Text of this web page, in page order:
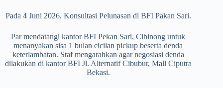
Pada 4 Juni 2026, Konsultasi Pelunasan di BFI Pakan Sari.
Par mendatangi kantor BFI Pekan Sari, Cibinong untuk
menanyakan sisa 1 bulan cicilan pickup beserta denda
keterlambatan. Staf mengarahkan agar negosiasi denda
dilakukan di kantor BFI Jl. Alternatif Cibubur, Mall Ciputra
Bekasi.